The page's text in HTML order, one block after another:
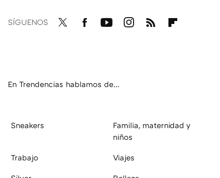
SÍGUENOS
En Trendencias hablamos de...
Sneakers
Familia, maternidad y
niños
Trabajo Viajes